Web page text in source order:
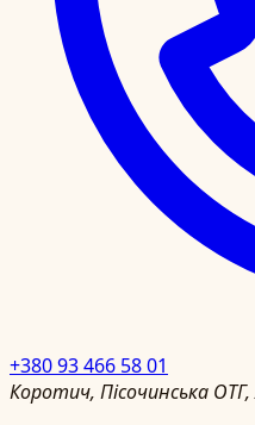
+380 93 466 58 01
Коротич, Пісочинська ОТГ,